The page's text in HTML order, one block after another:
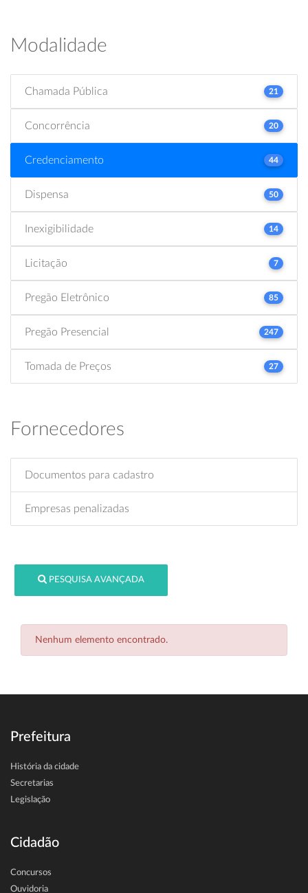
Modalidade
Chamada Pública 21
Concorrência 20
Credenciamento 44
Dispensa 50
Inexigibilidade 14
Licitação 7
Pregão Eletrônico 85
Pregão Presencial 247
Tomada de Preços 27
Fornecedores
Documentos para cadastro
Empresas penalizadas
PESQUISA AVANÇADA
Nenhum elemento encontrado.
Prefeitura
História da cidade
Secretarias
Legislação
Cidadão
Concursos
Ouvidoria